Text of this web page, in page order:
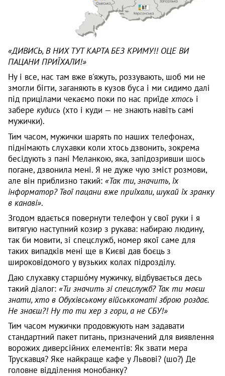
«ДИВИСЬ, В НИХ ТУТ КАРТА БЕЗ КРИМУ!! ОЦЕ ВИ
ПАЦАНИ ПРИЇХАЛИ!»
Ну і все, нас там вже в'яжуть, роззувають, шоб ми не
змогли бігти, заганяють в кузов буса і ми сидимо далі
під прицілами чекаємо поки по нас приїде хтось і
забере кудись (хто і куди — не знають навіть самі
мужички).
Тим часом, мужички шарять по наших телефонах,
піднімають слухавки коли хтось дзвонить, зокрема
бесідують з пані Меланкою, яка, запідозривши шось
погане, дзвонила мені. Я не дуже чую зміст розмови,
але він приблизно такий: «Так ти, значить, їх
інформатор? Твої пацани вже приїхали, шукай їх зранку
в канаві».
Згодом вдається повернути телефон у свої руки і я
витягую наступний козир з рукава: набираю людину,
так би мовити, зі спецслужб, номер якої саме для
таких випадків мені ще в Києві дав боєць з
широковідомого у вузьких колах підрозділу.
Даю слухавку старшо́му мужичку, відбувається десь
такий діалог: «Ти значить зі спецслужб? Так ти маєш
знати, хто в Обухівському військкоматі зброю роздає.
Не знаєш?! Ну то ти хер з гори, а не СБУ!»
Тим часом мужички продовжують нам задавати
стандартний пакет питань, призначений для виявлення
ворожих диверсійних елементів: Як звати мера
Трускавця? Яке найкраще кафе у Львові? (шо?) Де
головне відділення монобанку?